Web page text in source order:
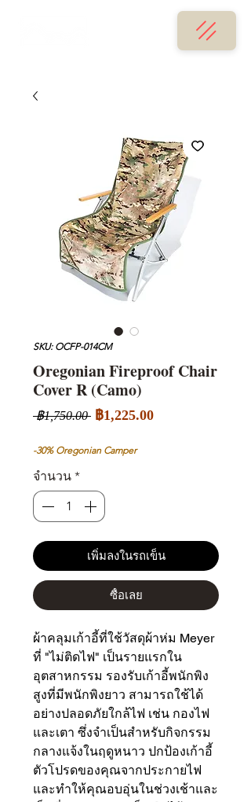
SKU: OCFP-014CM
Oregonian Fireproof Chair
Cover R (Camo)
฿1,750.00 ราคา
฿1,225.00ราคา
-30% Oregonian Camper
จำนวน *
เพิ่มลงในรถเข็น
ซื้อเลย
ผ้าคลุมเก้าอี้ที่ใช้วัสดุผ้าห่ม Meyer
ที่ "ไม่ติดไฟ" เป็นรายแรกใน
อุตสาหกรรม รองรับเก้าอี้พนักพิง
สูงที่มีพนักพิงยาว สามารถใช้ได้
อย่างปลอดภัยใกล้ไฟ เช่น กองไฟ
และเตา ซึ่งจำเป็นสำหรับกิจกรรม
กลางแจ้งในฤดูหนาว ปกป้องเก้าอี้
ตัวโปรดของคุณจากประกายไฟ
และทำให้คุณอบอุ่นในช่วงเช้าและ